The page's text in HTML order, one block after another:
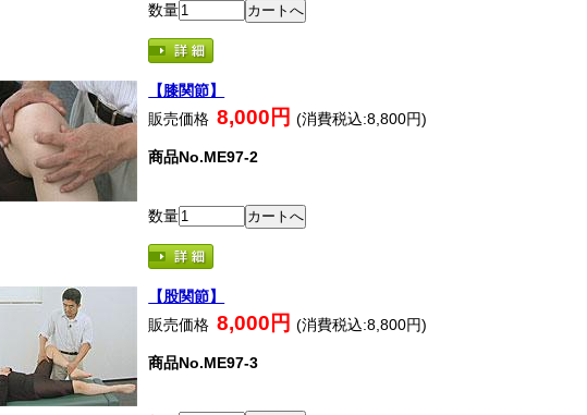
数量
【膝関節】
販売価格 8,000円 (消費税込:8,800円)
商品No.ME97-2
数量
【股関節】
販売価格 8,000円 (消費税込:8,800円)
商品No.ME97-3